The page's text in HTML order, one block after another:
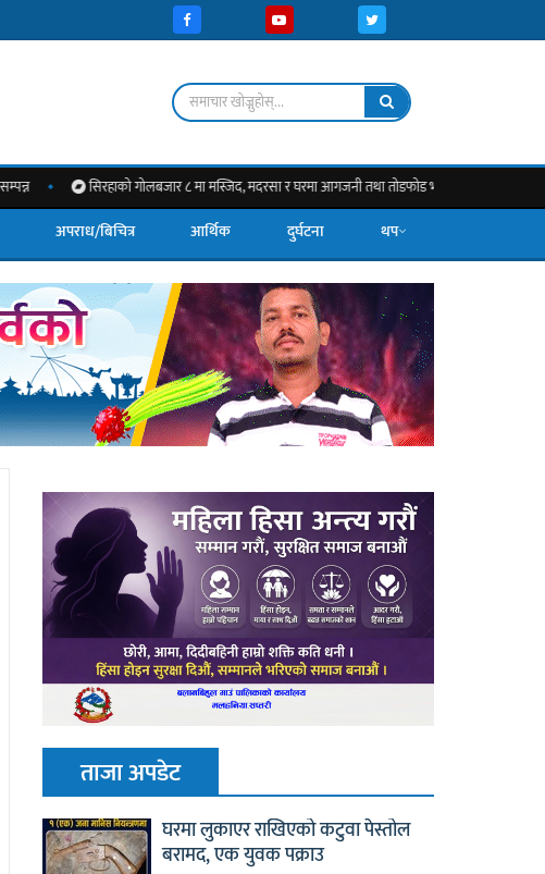
सिरहाको गोलबजार ८ मा मस्जिद, मदरसा र घरमा आगजनी तथा तोडफोड भएको पीडितको दाबी, निष्पक्ष छानबिन र
अपराध/बिचित्र आर्थिक दुर्घटना थप
ताजा अपडेट
घरमा लुकाएर राखिएको कटुवा पेस्तोल
बरामद, एक युवक पक्राउ